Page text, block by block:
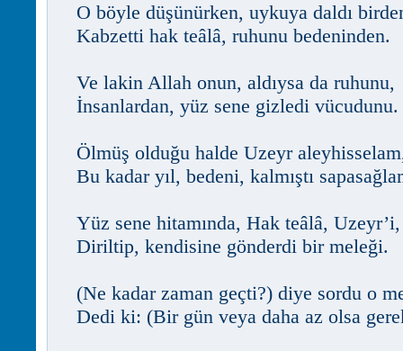
O böyle düşünürken, uykuya daldı
Kabzetti hak teâlâ, ruhunu bedeninden.
Ve lakin Allah onun, aldıysa da ruhunu,
İnsanlardan, yüz sene gizledi vücudunu.
Ölmüş olduğu halde Uzeyr
Bu kadar yıl, bedeni, kalmıştı
Yüz sene hitamında, Hak teâlâ, Uzeyr’i,
Diriltip, kendisine gönderdi bir meleği.
(Ne kadar zaman geçti?) diye sordu o
Dedi ki: (Bir gün veya daha az olsa